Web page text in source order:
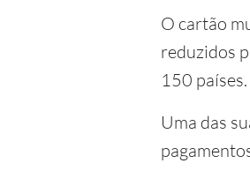
O cartão
reduzidos
150
Uma das